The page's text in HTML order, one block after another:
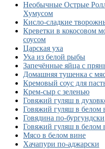
Необычные Острые
Хумусом
Кисло-сладкие
Креветки в кокосовом
соусом
Царская уха
Уха из белой рыбы
Запечённые яйца с
Домашняя тушенка с
Кремовый соус для
Крем-сыр с зеленью
Говяжий гуляш в
Говяжий гуляш в белом
Говядина по-бургундски
Говяжий гуляш в белом
Мясо в белом вине
Хачапури по-аджарски